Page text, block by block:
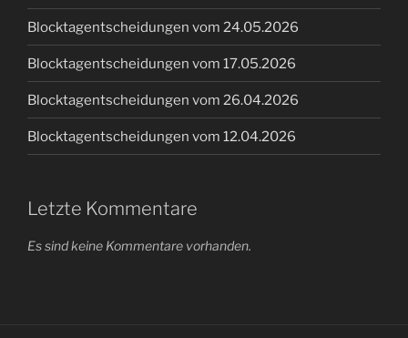
Blocktagentscheidungen vom 24.05.2026
Blocktagentscheidungen vom 17.05.2026
Blocktagentscheidungen vom 26.04.2026
Blocktagentscheidungen vom 12.04.2026
Letzte Kommentare
Es sind keine Kommentare vorhanden.